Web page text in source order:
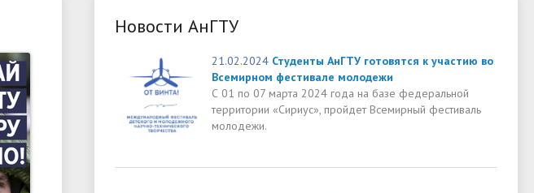
Новости АнГТУ
21.02.2024 Студенты АнГТУ готовятся к участию во
Всемирном фестивале молодежи
С 01 по 07 марта 2024 года на базе федеральной
территории «Сириус», пройдет Всемирный фестиваль
молодежи.